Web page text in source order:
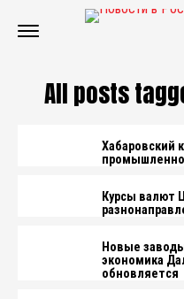
All posts
Хабаровский
Курсы валют
Новые
экономика
обновляется